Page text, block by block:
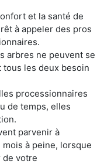
et la santé de
à appeler des pros
arbres ne peuvent se
les deux besoin
processionnaires
de temps, elles
parvenir à
à peine, lorsque
de votre